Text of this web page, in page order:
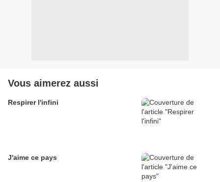
Vous aimerez aussi
Respirer l'infini
J'aime ce pays